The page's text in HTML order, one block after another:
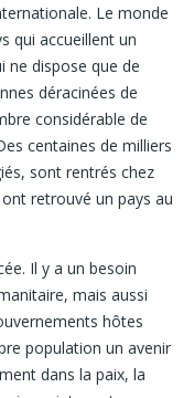
Le monde
qui accueillent un
ne dispose que de
déracinées de
considérable de
centaines de milliers
sont rentrés chez
retrouvé un pays au
Il y a un besoin
mais aussi
hôtes
population un avenir
dans la paix, la